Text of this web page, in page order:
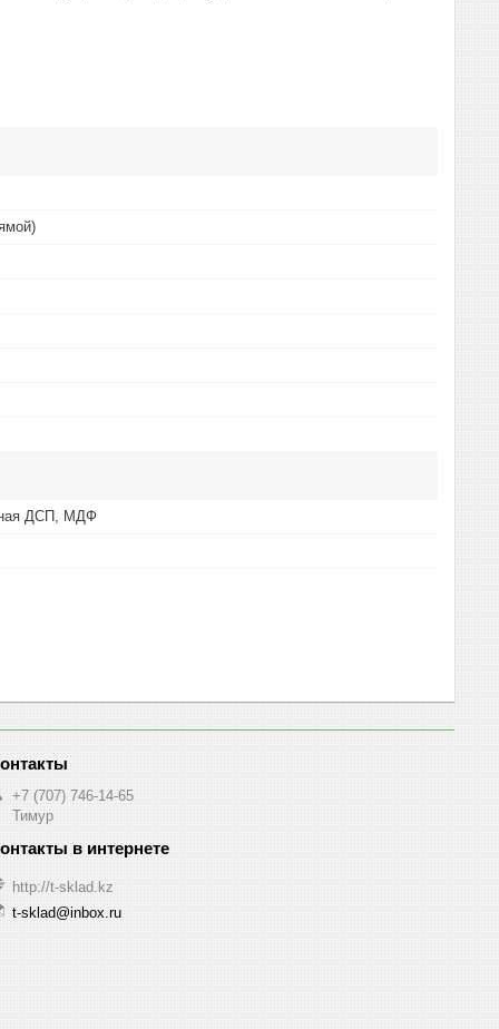
ДСП, МДФ
+7 (707) 746-14-65
Тимур
http://t-sklad.kz
t-sklad@inbox.ru